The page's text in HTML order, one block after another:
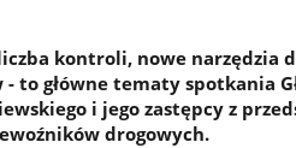
kontroli, nowe narzędzia
to główne tematy spotkania
i jego zastępcy z
drogowych.